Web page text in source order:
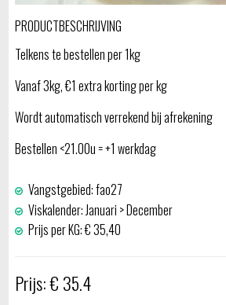
PRODUCTBESCHRIJVING
Telkens te bestellen per 1kg
Vanaf 3kg, €1 extra korting per kg
Wordt automatisch verrekend bij afrekening
Bestellen <21.00u = +1 werkdag
Vangstgebied: fao27
Viskalender: Januari > December
Prijs per KG: € 35,40
Prijs: € 35.4